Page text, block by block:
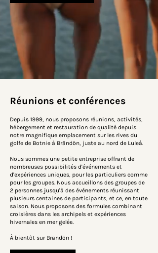
Réunions et conférences
Depuis 1999, nous proposons réunions, activités,
hébergement et restauration de qualité depuis
notre magnifique emplacement sur les rives du
golfe de Botnie à Brändön, juste au nord de Luleå.
Nous sommes une petite entreprise offrant de
nombreuses possibilités d'événements et
d'expériences uniques, pour les particuliers comme
pour les groupes. Nous accueillons des groupes de
2 personnes jusqu'à des événements réunissant
plusieurs centaines de participants, et ce, en toute
saison. Nous proposons des formules combinant
croisières dans les archipels et expériences
hivernales en mer gelée.
À bientôt sur Brändön !